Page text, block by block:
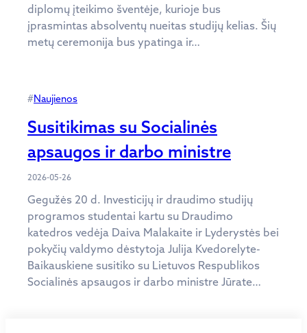
diplomų įteikimo šventėje, kurioje bus
įprasmintas absolventų nueitas studijų kelias. Šių
metų ceremonija bus ypatinga ir…
#Naujienos
Susitikimas su Socialinės
apsaugos ir darbo ministre
2026-05-26
Gegužės 20 d. Investicijų ir draudimo studijų
programos studentai kartu su Draudimo
katedros vedėja Daiva Malakaite ir Lyderystės bei
pokyčių valdymo dėstytoja Julija Kvedorelyte-
Baikauskiene susitiko su Lietuvos Respublikos
Socialinės apsaugos ir darbo ministre Jūrate…